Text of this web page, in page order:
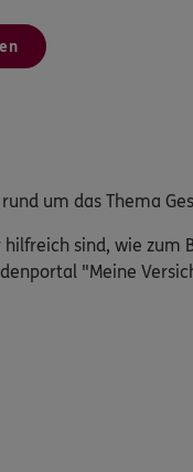
um das Thema
sind, wie zum
"Meine